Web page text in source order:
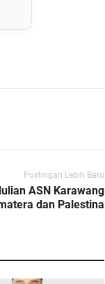
Postingan Lebih Baru
ASN Karawang
dan Palestina